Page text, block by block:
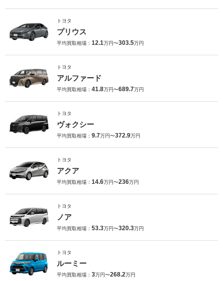
トヨタ
プリウス
平均買取相場： 12.1万円〜303.5万円
トヨタ
アルファード
平均買取相場： 41.8万円〜689.7万円
トヨタ
ヴォクシー
平均買取相場： 9.7万円〜372.9万円
トヨタ
アクア
平均買取相場： 14.6万円〜236万円
トヨタ
ノア
平均買取相場： 53.3万円〜320.3万円
トヨタ
ルーミー
平均買取相場： 3万円〜268.2万円